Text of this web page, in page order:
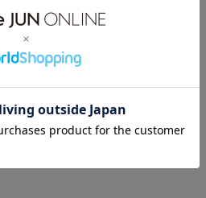
バッグ